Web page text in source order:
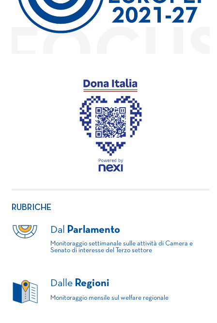
RUBRICHE
Dal Parlamento
Monitoraggio settimanale sulle attività di Camera e
Senato di interesse del Terzo settore
Dalle Regioni
Monitoraggio mensile sul welfare regionale